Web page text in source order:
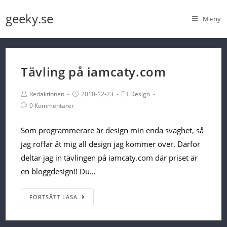
togeeky.se Meny
Tävling på iamcaty.com
Post
Author:
Redaktionen
Post2010-12-23
PostDesign
Post0 Kommentarer
Som programmerare är design min enda svaghet, så
jag roffar åt mig all design jag kommer över. Därför
deltar jag in tävlingen på iamcaty.com där priset är
en bloggdesign!! Du…
FORTSÄTT LÄSA
iamcaty.com